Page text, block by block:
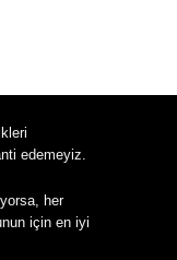
edemeyiz.
her
için en iyi